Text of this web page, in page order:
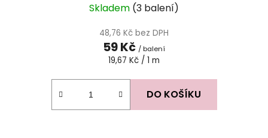
Skladem (3 balení)
48,76 Kč bez DPH
59 Kč / balení
Měrná
19,67 Kč / 1 m
DO KOŠÍKU